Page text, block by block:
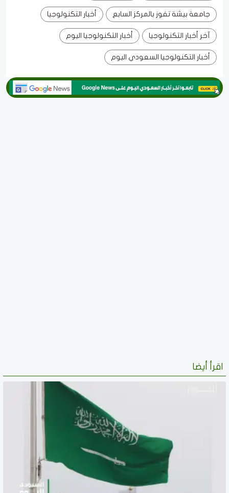
جامعة بيشة تفوز بالمركز السابع أخبار التكنولوجيا
آخر أخبار التكنولوجيا أخبار التكنولوجيا اليوم
أخبار التكنولوجيا السعودي اليوم
اقرأ أيضا